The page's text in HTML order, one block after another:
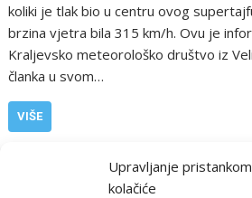
Upravljanje
kolačiće
koliki je tlak bio u centru ovog
brzina vjetra bila 315 km/h. Ovu je
Kraljevsko meteorološko društvo iz
članka u svom…
VIŠE
haiyan rekordan tlak